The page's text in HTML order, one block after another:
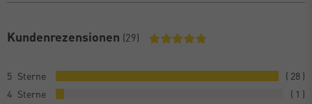
Kundenrezensionen (29)
5
28
4
1